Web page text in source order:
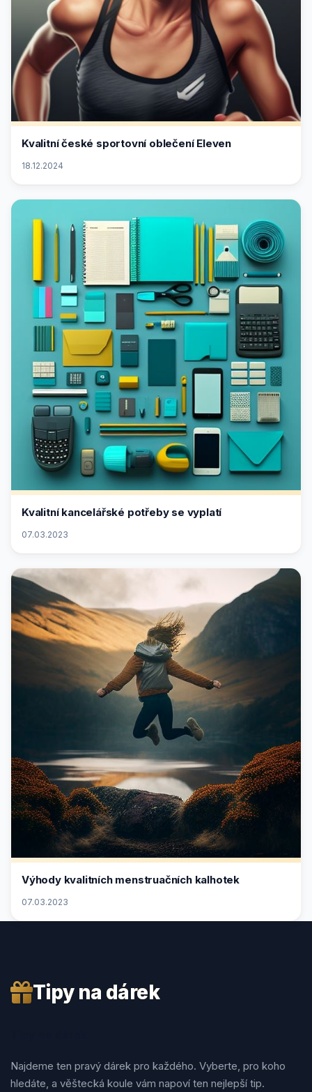
Kvalitní české sportovní oblečení Eleven
18.12.2024
Kvalitní kancelářské potřeby se vyplatí
07.03.2023
Výhody kvalitních menstruačních kalhotek
07.03.2023
Tipy na dárek
Najdeme ten pravý dárek pro každého. Vyberte, pro koho
hledáte, a věštecká koule vám napoví ten nejlepší tip.